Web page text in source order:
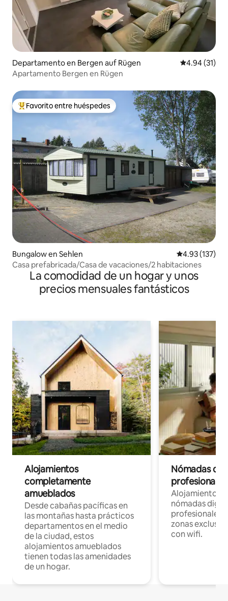
Departamento en Bergen auf Rügen Calificación
4.94 (31)
Apartamento Bergen en Rügen
De los mejores en Favorito entre huéspedes
Favorito entre huéspedes
Bungalow en Sehlen Calificación
4.93 (137)
Casa prefabricada/Casa de vacaciones/2 habitaciones
La comodidad de un hogar y unos
precios mensuales fantásticos
Alojamientos
completamente
amueblados
Desde cabañas pacíficas en
las montañas hasta prácticos
departamentos en el medio
de la ciudad, estos
alojamientos amueblados
tienen todas las amenidades
de un hogar.
Nómadas
Alojamientos
nómadas
profesionales
zonas
con wifi.